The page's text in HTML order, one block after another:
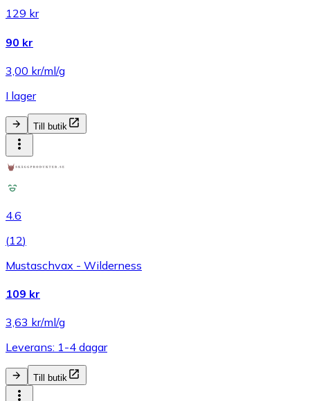
129 kr
90 kr
3,00 kr/ml/g
I lager
Till butik
4.6
(12)
Mustaschvax - Wilderness
109 kr
3,63 kr/ml/g
Leverans: 1-4 dagar
Till butik